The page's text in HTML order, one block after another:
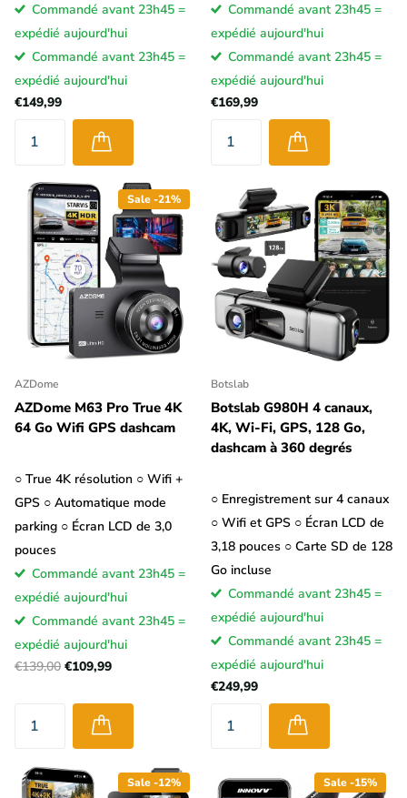
enregistrer deux vidéos en même temps.
Une autre caractéristique unique d'une dashcam est le
de vibrations
. Ce capteur de vibrations détecte les collisions et
enregistre la vidéo en cours de manière sécurisée.Ces vidéos
sécurisées ne peuvent plus être écrasées.
Vous êtes ainsi
assuré que les enregistrements les plus importants sont
toujours sauvegardés.
Qualité d'image d'une dashcam
Les dashcams ou caméras embarquées sont disponibles dans
toutes les formes et tailles et avec toutes sortes de fonctions.
Cependant, la plupart des gens achètent une dashcam offrant
une bonne qualité d'image. La plupart des dashcams filment
avec une résolution minimale Full HD, mais il existe également
de nombreuses dashcams avec une résolution 2K (Quad HD) ou
4K.La résolution indique le nombre de pixels qui composent
les vidéos et donc la « taille » et le niveau de détail des
Bien que la résolution ne soit pas nécessairement indicative de
la qualité d'image de la dashcam, elle reste un facteur
important. En effet, les vidéos plus grandes avec plus de pixels
Commandé avant 23h45 =
expédié aujourd'hui
Commandé avant 23h45 =
expédié aujourd'hui
€149,99
Commandé avant 23h45 =
expédié aujourd'hui
Commandé avant 23h45 =
expédié aujourd'hui
€169,99
Sale -21%
AZDome
AZDome M63 Pro True 4K
64 Go Wifi GPS dashcam
○ True 4K résolution ○ Wifi +
GPS ○ Automatique mode
parking ○ Écran LCD de 3,0
pouces
Commandé avant 23h45 =
expédié aujourd'hui
Commandé avant 23h45 =
expédié aujourd'hui
€139,00 €109,99
Botslab
Botslab G980H 4 canaux,
4K, Wi-Fi, GPS, 128 Go,
dashcam à 360 degrés
○ Enregistrement sur 4 canaux
○ Wifi et GPS ○ Écran LCD de
3,18 pouces ○ Carte SD de 128
Go incluse
Commandé avant 23h45 =
expédié aujourd'hui
Commandé avant 23h45 =
expédié aujourd'hui
€249,99
Sale -12% Sale -15%